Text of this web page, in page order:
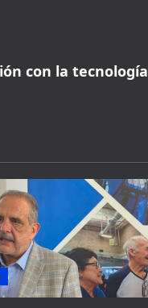
con la tecnología